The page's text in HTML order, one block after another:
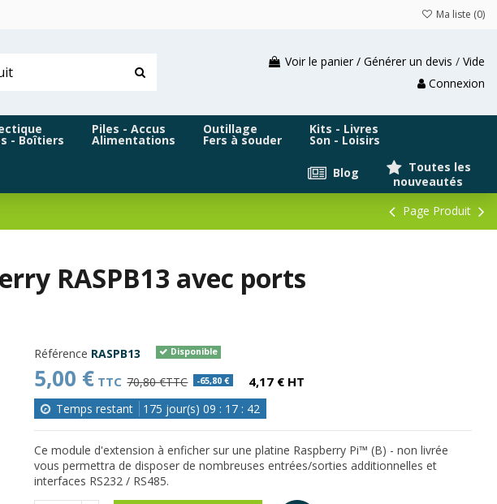
Ma liste (0)
Voir le panier / Générer un devis / Vide
Connexion
- Boîtiers
Piles - Accus
Alimentations
Outillage
Fers à souder
Kits - Livres
Son - Loisirs
Toutes les
nouveautés
Blog
Page Produit
RASPB13 avec ports
Référence RASPB13 Disponible
5,00 € TTC 70,80 €TTC -65,80 € 4,17 € HT
Temps restant 175 jour(s) 09 : 17 : 42
Ce module d'extension à enficher sur une platine Raspberry Pi™ (B) - non livrée
vous permettra de disposer de nombreuses entrées/sorties additionnelles et
interfaces RS232 / RS485.